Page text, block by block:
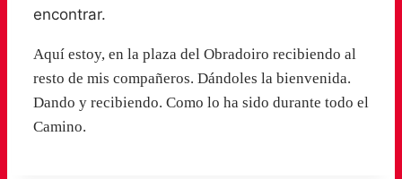
encontrar.
Aquí estoy, en la plaza del Obradoiro recibiendo al
resto de mis compañeros. Dándoles la bienvenida.
Dando y recibiendo. Como lo ha sido durante todo el
Camino.